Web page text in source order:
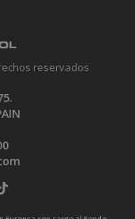
reservados